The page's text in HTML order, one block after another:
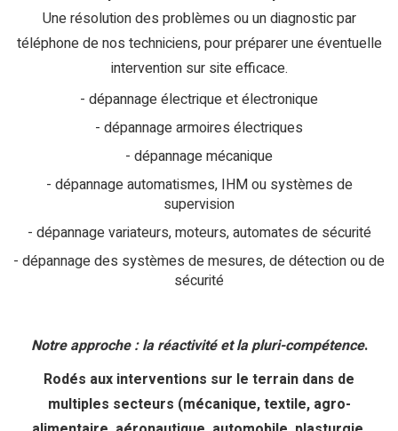
Une résolution des problèmes ou un diagnostic par
téléphone de nos techniciens, pour préparer une éventuelle
intervention sur site efficace.
dépannage électrique et électronique
dépannage armoires électriques
dépannage mécanique
dépannage automatismes, IHM ou systèmes de
supervision
dépannage variateurs, moteurs, automates de sécurité
dépannage des systèmes de mesures, de détection ou de
sécurité
Notre approche : la réactivité et la pluri-compétence.
Rodés aux interventions sur le terrain dans de
multiples secteurs (mécanique, textile, agro-